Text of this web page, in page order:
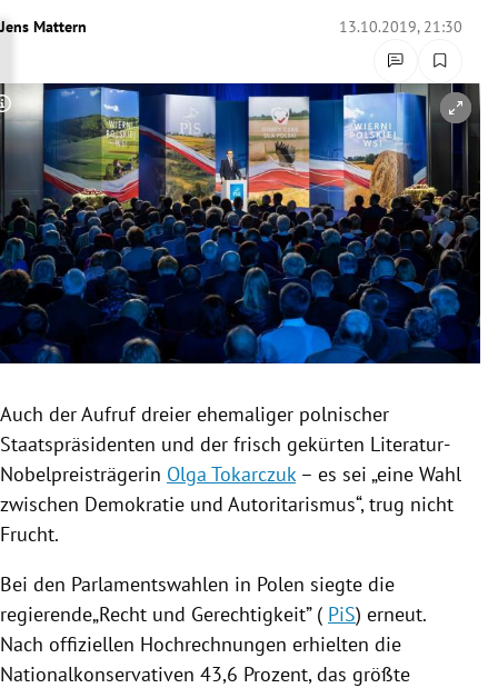
Untermenü
Untermenü
Untermenü
Untermenü
Untermenü
Untermenü
Untermenü
Jens Mattern 13.10.2019, 21:30
Copyright-Hinweis öffnen/schließen
Auch der Aufruf dreier ehemaliger polnischer
Staatspräsidenten und der frisch gekürten Literatur-
Nobelpreisträgerin Olga Tokarczuk– es sei „eine Wahl
zwischen Demokratie und Autoritarismus“, trug nicht
Frucht.
Bei den Parlamentswahlen in Polen siegte die
regierende„Recht und Gerechtigkeit” ( PiS) erneut.
Nach offiziellen Hochrechnungen erhielten die
Nationalkonservativen 43,6 Prozent, das größte